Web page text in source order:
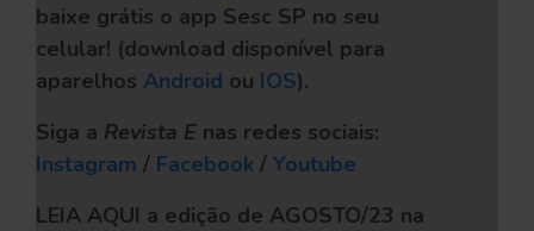
baixe grátis o app Sesc SP no seu
celular! (download disponível para
aparelhos Android ou IOS).
Siga a Revista E nas redes sociais:
Instagram / Facebook / Youtube
LEIA AQUI a edição de AGOSTO/23 na